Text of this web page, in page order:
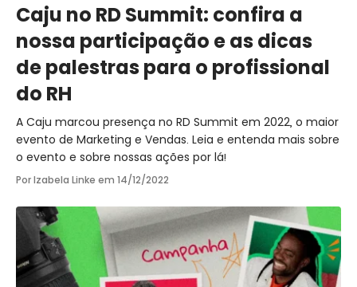
Caju no RD Summit: confira a
nossa participação e as dicas
de palestras para o profissional
do RH
A Caju marcou presença no RD Summit em 2022, o maior
evento de Marketing e Vendas. Leia e entenda mais sobre
o evento e sobre nossas ações por lá!
Por Izabela Linke em 14/12/2022